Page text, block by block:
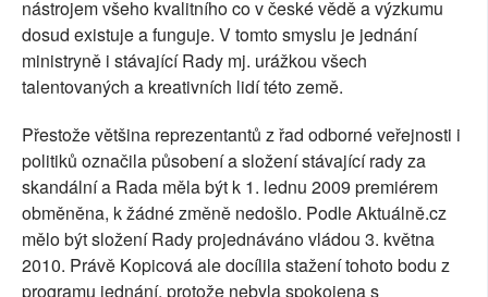
nástrojem všeho kvalitního co v české vědě a výzkumu
dosud existuje a funguje. V tomto smyslu je jednání
ministryně i stávající Rady mj. urážkou všech
talentovaných a kreativních lidí této země.
Přestože většina reprezentantů z řad odborné veřejnosti i
politiků označila působení a složení stávající rady za
skandální a Rada měla být k 1. lednu 2009 premiérem
obměněna, k žádné změně nedošlo. Podle Aktuálně.cz
mělo být složení Rady projednáváno vládou 3. května
2010. Právě Kopicová ale docílila stažení tohoto bodu z
programu jednání, protože nebyla spokojena s